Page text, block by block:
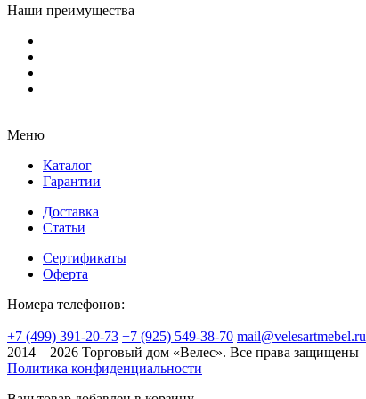
Наши преимущества
Меню
Каталог
Гарантии
Доставка
Статьи
Сертификаты
Оферта
Номера телефонов:
+7 (499) 391-20-73 +7 (925) 549-38-70 mail@velesartmebel.ru
2014—2026 Торговый дом «Велес». Все права защищены
Политика конфиденциальности